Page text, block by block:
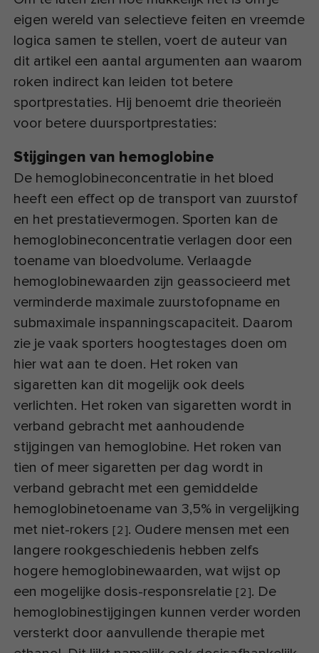
eigen wereld van selectieve feiten en vreemde
logica samen te stellen, voert de auteur van
dit artikel een aantal argumenten aan waarom
roken indirect kan leiden tot betere
sportprestaties. Hij benoemt drie theorieën
voor betere duursportprestaties:
Stijgingen van hemoglobine
De hemoglobineconcentratie in het bloed
heeft een effect op de transport van zuurstof
en het prestatievermogen. Sporten kan de
hemoglobineconcentratie verlagen door een
toename van bloedvolume. Verlaagde
hemoglobinewaarden zijn geassocieerd met
verminderde maximale zuurstofopname en
submaximale inspanningscapaciteit. Daarom
zie je vaak sporters hoogtestages doen om
hier wat aan te doen. Het roken van
sigaretten kan dit mogelijk ook deels
verlichten. Het roken van sigaretten wordt in
verband gebracht met aanhoudende
stijgingen van hemoglobine. Het roken van
tien of meer sigaretten per dag wordt in
verband gebracht met een gemiddelde
hemoglobinetoename van 3,5% in vergelijking
met niet-rokers [2]. Oudere mensen met een
langere rookgeschiedenis hebben zelfs
hogere hemoglobinewaarden, wat wijst op
een mogelijke dosis-responsrelatie [2]. De
hemoglobinestijgingen kunnen verder worden
versterkt door aanvullende therapie met